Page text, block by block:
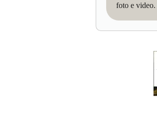
foto e video.